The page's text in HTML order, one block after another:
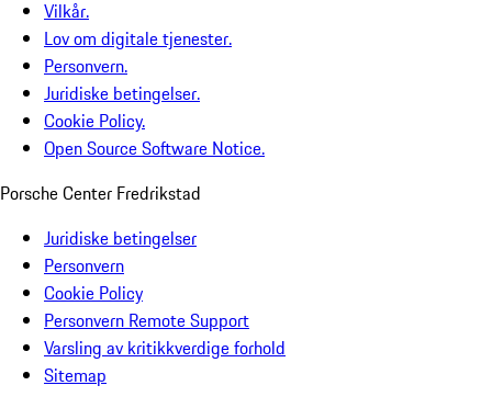
Vilkår.
Lov om digitale tjenester.
Personvern.
Juridiske betingelser.
Cookie Policy.
Open Source Software Notice.
Porsche Center Fredrikstad
Juridiske betingelser
Personvern
Cookie Policy
Personvern Remote Support
Varsling av kritikkverdige forhold
Sitemap